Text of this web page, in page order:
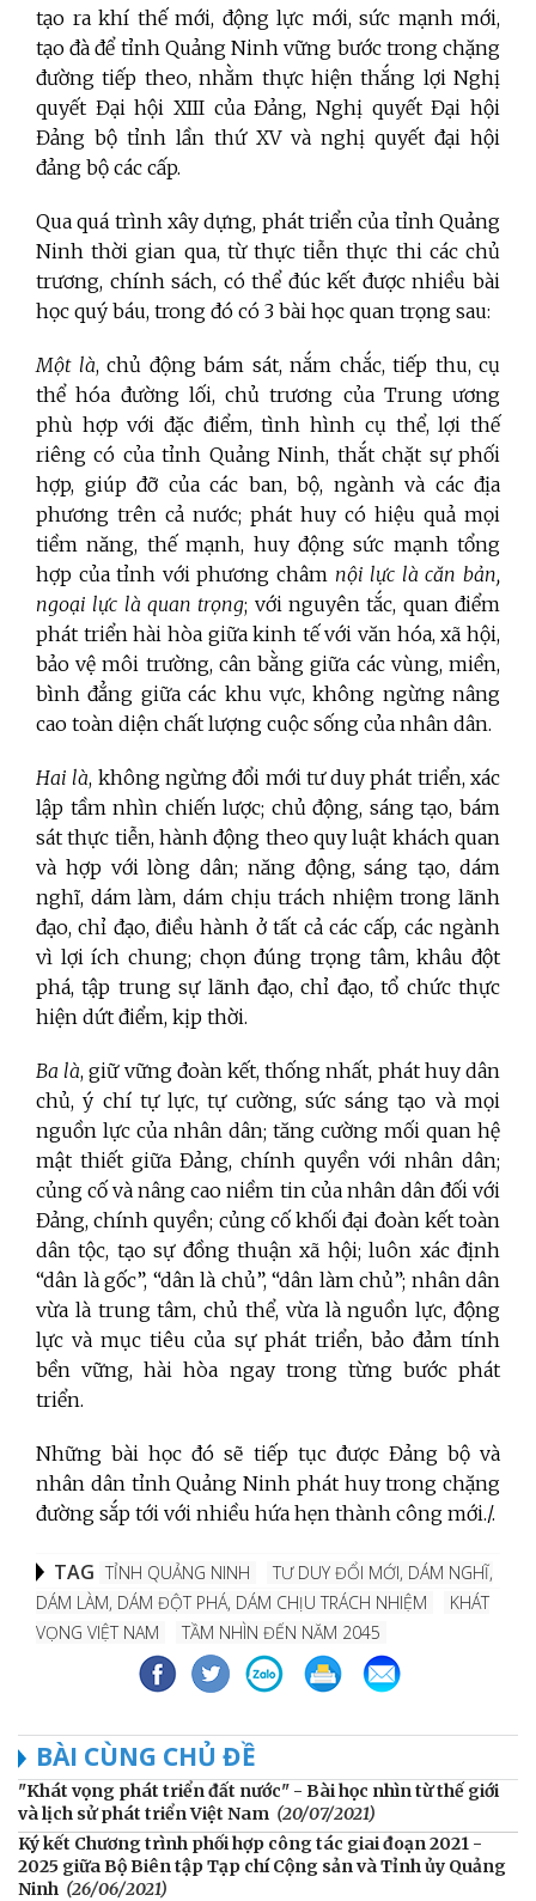
tạo ra khí thế mới, động lực mới, sức mạnh mới,
tạo đà để tỉnh Quảng Ninh vững bước trong chặng
đường tiếp theo, nhằm thực hiện thắng lợi Nghị
quyết Đại hội XIII của Đảng, Nghị quyết Đại hội
Đảng bộ tỉnh lần thứ XV và nghị quyết đại hội
đảng bộ các cấp.
Qua quá trình xây dựng, phát triển của tỉnh Quảng
Ninh thời gian qua, từ thực tiễn thực thi các chủ
trương, chính sách, có thể đúc kết được nhiều bài
học quý báu, trong đó có 3 bài học quan trọng sau:
Một là, chủ động bám sát, nắm chắc, tiếp thu, cụ
thể hóa đường lối, chủ trương của Trung ương
phù hợp với đặc điểm, tình hình cụ thể, lợi thế
riêng có của tỉnh Quảng Ninh, thắt chặt sự phối
hợp, giúp đỡ của các ban, bộ, ngành và các địa
phương trên cả nước; phát huy có hiệu quả mọi
tiềm năng, thế mạnh, huy động sức mạnh tổng
hợp của tỉnh với phương châm nội lực là căn bản,
ngoại lực là quan trọng; với nguyên tắc, quan điểm
phát triển hài hòa giữa kinh tế với văn hóa, xã hội,
bảo vệ môi trường, cân bằng giữa các vùng, miền,
bình đẳng giữa các khu vực, không ngừng nâng
cao toàn diện chất lượng cuộc sống của nhân dân.
Hai là, không ngừng đổi mới tư duy phát triển, xác
lập tầm nhìn chiến lược; chủ động, sáng tạo, bám
sát thực tiễn, hành động theo quy luật khách quan
và hợp với lòng dân; năng động, sáng tạo, dám
nghĩ, dám làm, dám chịu trách nhiệm trong lãnh
đạo, chỉ đạo, điều hành ở tất cả các cấp, các ngành
vì lợi ích chung; chọn đúng trọng tâm, khâu đột
phá, tập trung sự lãnh đạo, chỉ đạo, tổ chức thực
hiện dứt điểm, kịp thời.
Ba là, giữ vững đoàn kết, thống nhất, phát huy dân
chủ, ý chí tự lực, tự cường, sức sáng tạo và mọi
nguồn lực của nhân dân; tăng cường mối quan hệ
mật thiết giữa Đảng, chính quyền với nhân dân;
củng cố và nâng cao niềm tin của nhân dân đối với
Đảng, chính quyền; củng cố khối đại đoàn kết toàn
dân tộc, tạo sự đồng thuận xã hội; luôn xác định
“dân là gốc”, “dân là chủ”, “dân làm chủ”; nhân dân
vừa là trung tâm, chủ thể, vừa là nguồn lực, động
lực và mục tiêu của sự phát triển, bảo đảm tính
bền vững, hài hòa ngay trong từng bước phát
triển.
Những bài học đó sẽ tiếp tục được Đảng bộ và
nhân dân tỉnh Quảng Ninh phát huy trong chặng
đường sắp tới với nhiều hứa hẹn thành công mới./.
TAG TỈNH QUẢNG NINH
TƯ DUY ĐỔI MỚI, DÁM NGHĨ,
DÁM LÀM, DÁM ĐỘT PHÁ, DÁM CHỊU TRÁCH NHIỆM
KHÁT
VỌNG VIỆT NAM
TẦM NHÌN ĐẾN NĂM 2045
BÀI CÙNG CHỦ ĐỀ
"Khát vọng phát triển đất nước" - Bài học nhìn từ thế giới
và lịch sử phát triển Việt Nam (20/07/2021)
Ký kết Chương trình phối hợp công tác giai đoạn 2021 -
2025 giữa Bộ Biên tập Tạp chí Cộng sản và Tỉnh ủy Quảng
Ninh (26/06/2021)